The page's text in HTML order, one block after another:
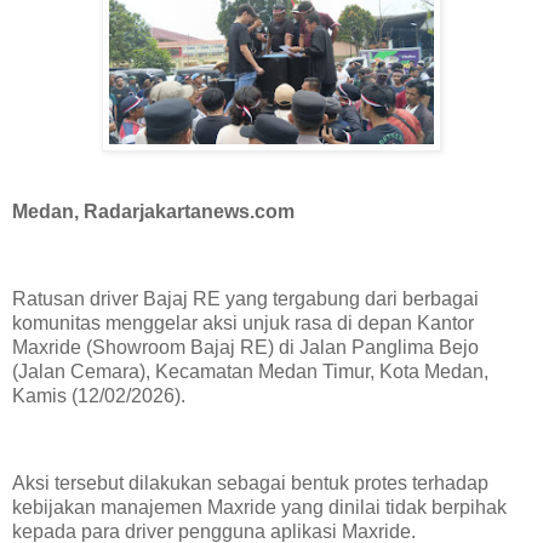
Medan, Radarjakartanews.com
Ratusan driver Bajaj RE yang tergabung dari berbagai
komunitas menggelar aksi unjuk rasa di depan Kantor
Maxride (Showroom Bajaj RE) di Jalan Panglima Bejo
(Jalan Cemara), Kecamatan Medan Timur, Kota Medan,
Kamis (12/02/2026).
Aksi tersebut dilakukan sebagai bentuk protes terhadap
kebijakan manajemen Maxride yang dinilai tidak berpihak
kepada para driver pengguna aplikasi Maxride.